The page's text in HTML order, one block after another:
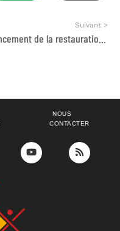
Suivant >
NOUS
CONTACTER